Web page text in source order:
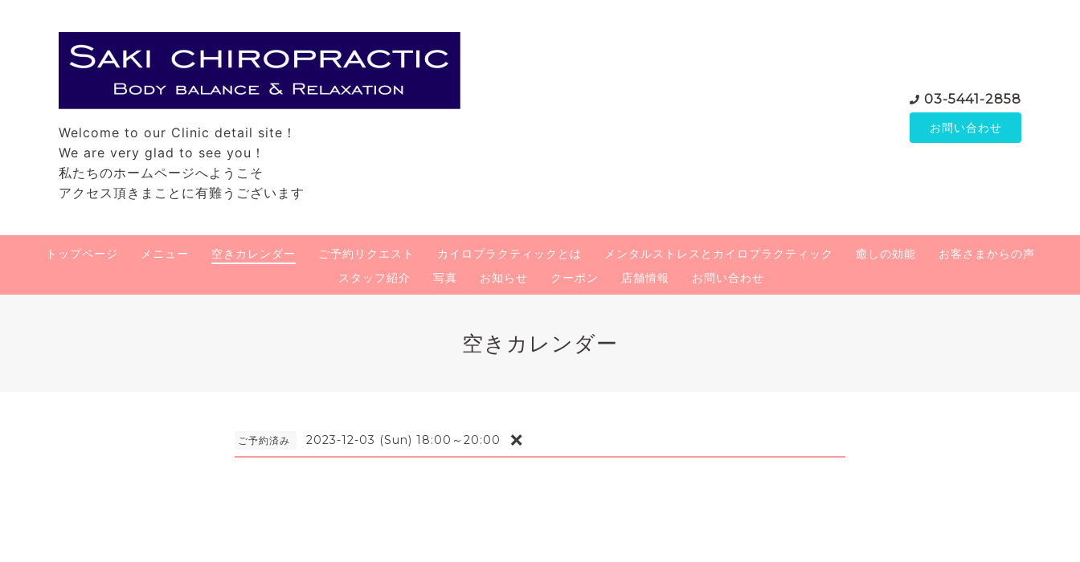
Welcome to our Clinic detail site！
We are very glad to see you！
私たちのホームページへようこそ
アクセス頂きまことに有難うございます
03-5441-2858
お問い合わせ
トップページ メニュー 空きカレンダー ご予約リクエスト カイロプラクティックとは メンタルストレスとカイロプラクティック 癒しの効能
お客さまからの声
スタッフ紹介
写真 お知らせ クーポン 店舗情報 お問い合わせ
空きカレンダー
ご予約済み 2023-12-03 (Sun) 18:00～20:00 ❌